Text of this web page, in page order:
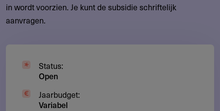
in wordt voorzien. Je kunt de subsidie schriftelijk
aanvragen.
Status:
Open
Jaarbudget:
Variabel